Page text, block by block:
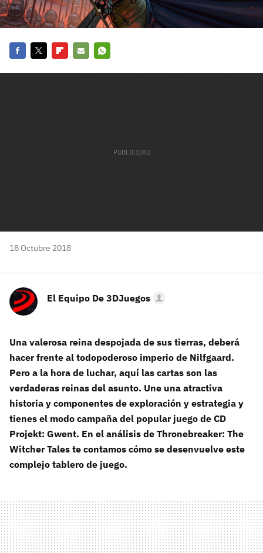
18 Octubre 2018
El Equipo De 3DJuegos
Una valerosa reina despojada de sus tierras, deberá
hacer frente al todopoderoso imperio de Nilfgaard.
Pero a la hora de luchar, aquí las cartas son las
verdaderas reinas del asunto. Une una atractiva
historia y componentes de exploración y estrategia y
tienes el modo campaña del popular juego de CD
Projekt: Gwent. En el análisis de Thronebreaker: The
Witcher Tales te contamos cómo se desenvuelve este
complejo tablero de juego.
¿Todavía no tienes cuenta?
Recupera tu acceso con Facebook
carácter inicial), pero no mayúsculas, espacios, tildes
o caracteres especiales.
de participación
Registrarse en 3DJuegos